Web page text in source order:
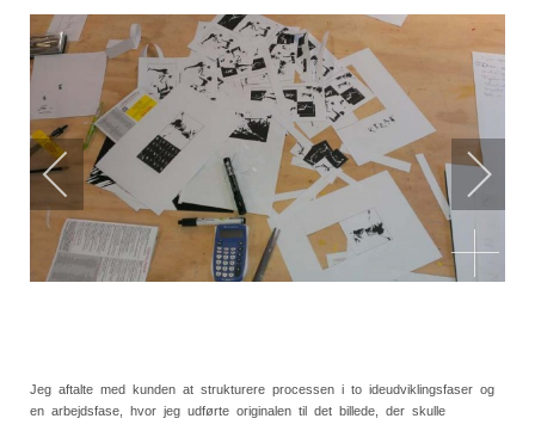
Jeg aftalte med kunden at strukturere processen i to ideudviklingsfaser og
en arbejdsfase, hvor jeg udførte originalen til det billede, der skulle